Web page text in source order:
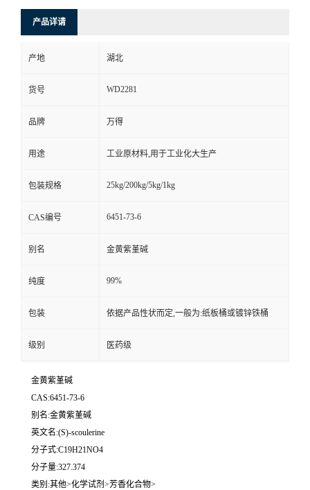
产品详请
产地 湖北
货号 WD2281
品牌 万得
用途 工业原材料,用于工业化大生产
包装规格 25kg/200kg/5kg/1kg
CAS编号 6451-73-6
别名 金黄紫堇碱
纯度 99%
包装 依据产品性状而定,一般为:纸板桶或镀锌铁桶
级别 医药级
金黄紫堇碱
CAS:6451-73-6
别名:金黄紫堇碱
英文名:(S)-scoulerine
分子式:C19H21NO4
分子量:327.374
类别:其他>化学试剂>芳香化合物>